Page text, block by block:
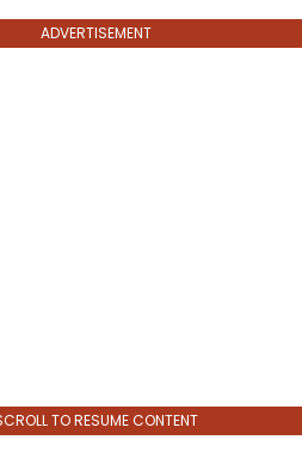
ADVERTISEMENT
TO RESUME CONTENT